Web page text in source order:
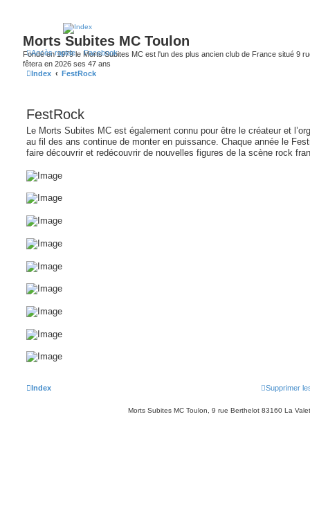
Morts Subites MC Toulon
Fondé en 1979 le Morts Subites MC est l'un des plus ancien club de France situé 9
fêtera en 2026 ses 47 ans
Accès rapide Facebook
Index FestRock
FestRock
Le Morts Subites MC est également connu pour être le créateur et
au fil des ans continue de monter en puissance. Chaque année le
faire découvrir et redécouvrir de nouvelles figures de la scène rock
Index Supprimer
Morts Subites MC Toulon, 9 rue Berthelot 83160 La